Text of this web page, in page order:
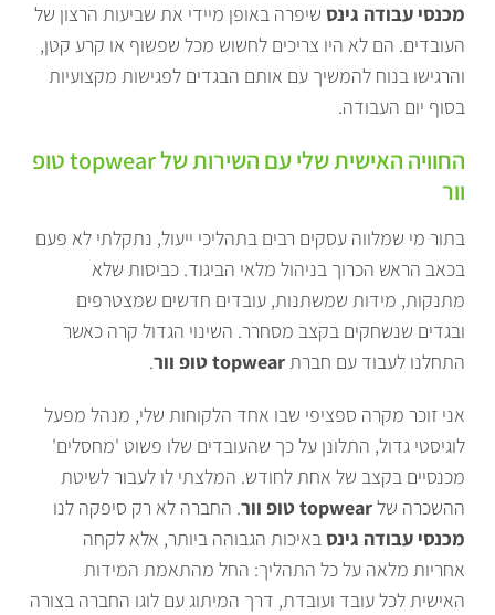
מכנסי עבודה גינסשיפרה באופן מיידי את שביעות הרצון של
העובדים. הם לא היו צריכים לחשוש מכל שפשוף או קרע קטן,
והרגישו בנוח להמשיך עם אותם הבגדים לפגישות מקצועיות
בסוף יום העבודה.
החוויה האישית שלי עם השירות של topwear טופ
וור
בתור מי שמלווה עסקים רבים בתהליכי ייעול, נתקלתי לא פעם
בכאב הראש הכרוך בניהול מלאי הביגוד. כביסות שלא
מתנקות, מידות שמשתנות, עובדים חדשים שמצטרפים
ובגדים שנשחקים בקצב מסחרר. השינוי הגדול קרה כאשר
התחלנו לעבוד עם חברתtopwear טופ וור .
אני זוכר מקרה ספציפי שבו אחד הלקוחות שלי, מנהל מפעל
לוגיסטי גדול, התלונן על כך שהעובדים שלו פשוט 'מחסלים'
מכנסיים בקצב של אחת לחודש. המלצתי לו לעבור לשיטת
ההשכרה שלtopwear טופ וור
. החברה לא רק סיפקה לנו
מכנסי עבודה גינסבאיכות הגבוהה ביותר, אלא לקחה
אחריות מלאה על כל התהליך: החל מהתאמת המידות
האישית לכל עובד ועובדת, דרך המיתוג עם לוגו החברה בצורה